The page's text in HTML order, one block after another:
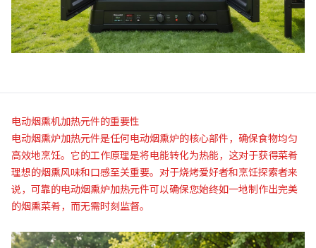
电动烟熏机加热元件的重要性
电动烟熏炉加热元件是任何电动烟熏炉的核心部件，确保食物均匀
高效地烹饪。它的工作原理是将电能转化为热能，这对于获得菜肴
理想的烟熏风味和口感至关重要。对于烧烤爱好者和烹饪探索者来
说，可靠的电动烟熏炉加热元件可以确保您始终如一地制作出完美
的烟熏菜肴，而无需时刻监督。